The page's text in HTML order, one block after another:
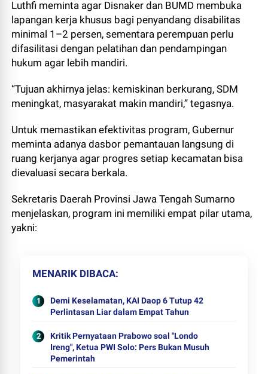
Luthfi meminta agar Disnaker dan BUMD membuka
lapangan kerja khusus bagi penyandang disabilitas
minimal 1–2 persen, sementara perempuan perlu
difasilitasi dengan pelatihan dan pendampingan
hukum agar lebih mandiri.
“Tujuan akhirnya jelas: kemiskinan berkurang, SDM
meningkat, masyarakat makin mandiri,” tegasnya.
Untuk memastikan efektivitas program, Gubernur
meminta adanya dasbor pemantauan langsung di
ruang kerjanya agar progres setiap kecamatan bisa
dievaluasi secara berkala.
Sekretaris Daerah Provinsi Jawa Tengah Sumarno
menjelaskan, program ini memiliki empat pilar utama,
yakni:
MENARIK DIBACA
Demi Keselamatan, KAI Daop 6 Tutup 42
Perlintasan Liar dalam Empat Tahun
Kritik Pernyataan Prabowo soal "Londo
Ireng", Ketua PWI Solo: Pers Bukan Musuh
Pemerintah